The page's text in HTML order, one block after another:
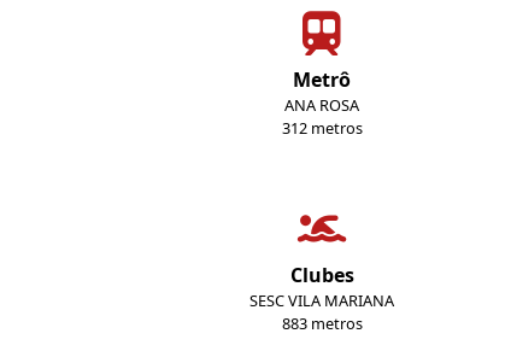
Metrô
ANA ROSA
312 metros
Clubes
SESC VILA MARIANA
883 metros